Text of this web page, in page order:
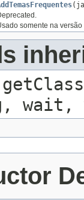
somente na
wait,